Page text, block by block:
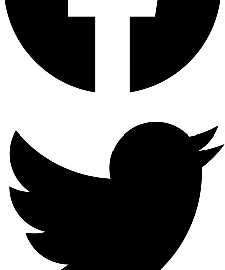
ثنائي
التشفير